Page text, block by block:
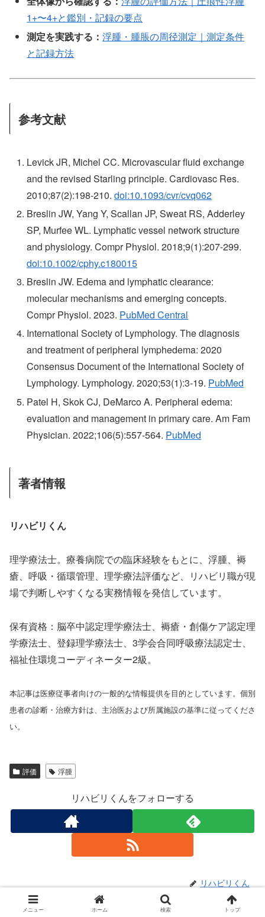
1+〜4+と鑑別・記録の要点
測定を実践する：浮腫・腫脹の周径測定｜測定条件
と記録方法
参考文献
Levick JR, Michel CC. Microvascular fluid exchange
and the revised Starling principle. Cardiovasc Res.
2010;87(2):198-210.doi:10.1093/cvr/cvq062
Breslin JW, Yang Y, Scallan JP, Sweat RS, Adderley
SP, Murfee WL. Lymphatic vessel network structure
and physiology. Compr Physiol. 2018;9(1):207-299.
doi:10.1002/cphy.c180015
Breslin JW. Edema and lymphatic clearance:
molecular mechanisms and emerging concepts.
Compr Physiol. 2023. PubMed Central
International Society of Lymphology. The diagnosis
and treatment of peripheral lymphedema: 2020
Consensus Document of the International Society of
Lymphology. Lymphology. 2020;53(1):3-19. PubMed
Patel H, Skok CJ, DeMarco A. Peripheral edema:
evaluation and management in primary care. Am Fam
Physician. 2022;106(5):557-564. PubMed
著者情報
リハビリくん
理学療法士。療養病院での臨床経験をもとに、浮腫、褥
瘡、呼吸・循環管理、理学療法評価など、リハビリ職が現
場で判断しやすくなる実務情報を発信しています。
保有資格：脳卒中認定理学療法士、褥瘡・創傷ケア認定理
学療法士、登録理学療法士、3学会合同呼吸療法認定士、
福祉住環境コーディネーター2級。
本記事は医療従事者向けの一般的な情報提供を目的としています。個別
患者の診断・治療方針は、主治医および所属施設の基準に従ってくださ
い。
評価 浮腫
リハビリくんをフォローする
リハビリくん
メニュー ホーム 検索 トップ